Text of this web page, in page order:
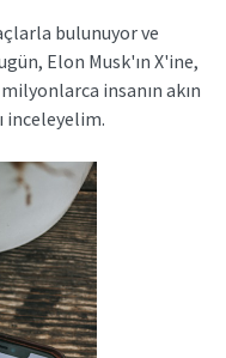
bulunuyor ve
Elon Musk'ın X'ine,
insanın akın
inceleyelim.